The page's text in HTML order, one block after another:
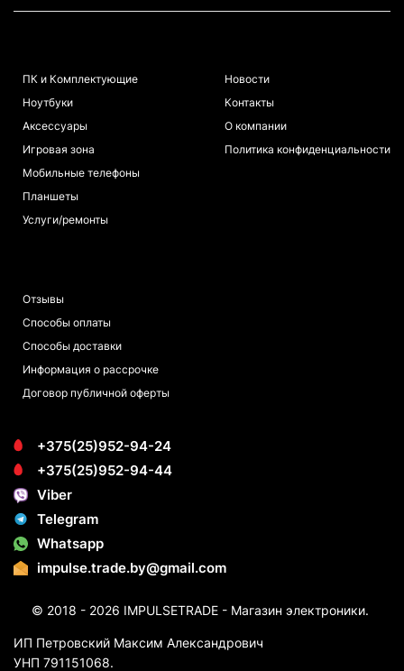
ПК и Комплектующие
Ноутбуки
Аксессуары
Игровая зона
Мобильные телефоны
Планшеты
Услуги/ремонты
Новости
Контакты
О компании
Политика конфиденциальности
Отзывы
Способы оплаты
Способы доставки
Информация о рассрочке
Договор публичной оферты
+375(25)952-94-24
+375(25)952-94-44
Viber
Telegram
Whatsapp
impulse.trade.by@gmail.com
© 2018 - 2026 IMPULSETRADE - Магазин электроники.
ИП Петровский Максим Александрович
УНП 791151068.